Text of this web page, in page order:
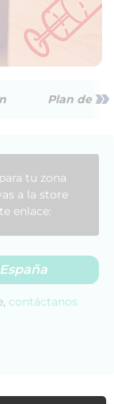
Plan de »
tu zona
a la store
enlace:
contáctanos